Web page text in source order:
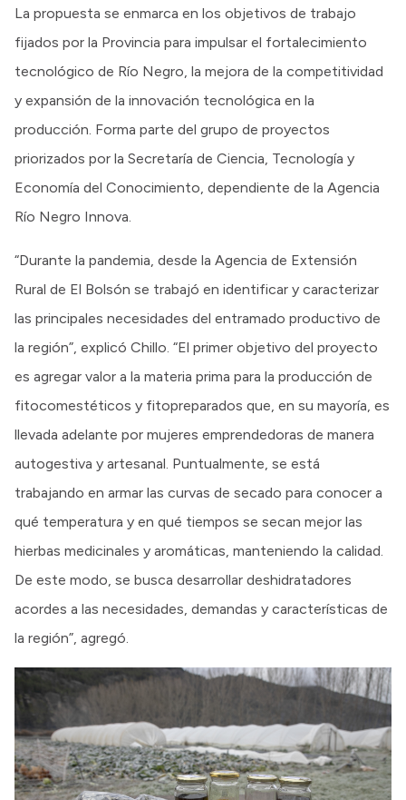
La propuesta se enmarca en los objetivos de trabajo
fijados por la Provincia para impulsar el fortalecimiento
tecnológico de Río Negro, la mejora de la competitividad
y expansión de la innovación tecnológica en la
producción. Forma parte del grupo de proyectos
priorizados por la Secretaría de Ciencia, Tecnología y
Economía del Conocimiento, dependiente de la Agencia
Río Negro Innova.
“Durante la pandemia, desde la Agencia de Extensión
Rural de El Bolsón se trabajó en identificar y caracterizar
las principales necesidades del entramado productivo de
la región”, explicó Chillo. “El primer objetivo del proyecto
es agregar valor a la materia prima para la producción de
fitocomestéticos y fitopreparados que, en su mayoría, es
llevada adelante por mujeres emprendedoras de manera
autogestiva y artesanal. Puntualmente, se está
trabajando en armar las curvas de secado para conocer a
qué temperatura y en qué tiempos se secan mejor las
hierbas medicinales y aromáticas, manteniendo la calidad.
De este modo, se busca desarrollar deshidratadores
acordes a las necesidades, demandas y características de
la región”, agregó.